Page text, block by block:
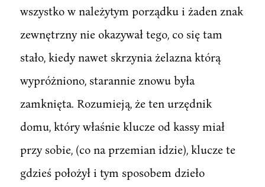
wszystko w należytym porządku i żaden znak
zewnętrzny nie okazywał tego, co się tam
stało, kiedy nawet skrzynia żelazna którą
wypróżniono, starannie znowu była
zamknięta. Rozumieją, że ten urzędnik
domu, który właśnie klucze od kassy miał
przy sobie, (co na przemian idzie), klucze te
gdzieś położył i tym sposobem dzieło